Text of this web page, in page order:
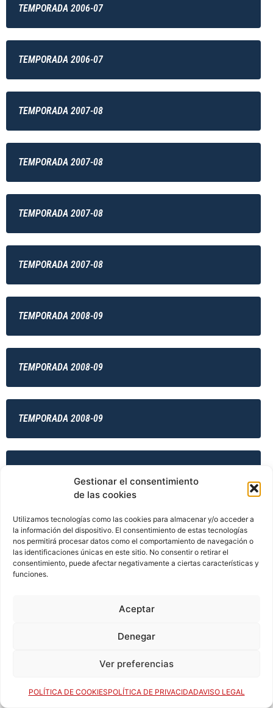
Gestionar el consentimiento
de las cookies
Utilizamos tecnologías como las cookies para almacenar y/o acceder a
la información del dispositivo. El consentimiento de estas tecnologías
nos permitirá procesar datos como el comportamiento de navegación o
las identificaciones únicas en este sitio. No consentir o retirar el
consentimiento, puede afectar negativamente a ciertas características y
funciones.
Aceptar
Denegar
Ver preferencias
POLÍTICA DE COOKIESPOLÍTICA DE PRIVACIDADAVISO LEGAL
TEMPORADA 2006-07
TEMPORADA 2006-07
TEMPORADA 2007-08
TEMPORADA 2007-08
TEMPORADA 2007-08
TEMPORADA 2007-08
TEMPORADA 2008-09
TEMPORADA 2008-09
TEMPORADA 2008-09
TEMPORADA 2009-10
TEMPORADA 2009-10